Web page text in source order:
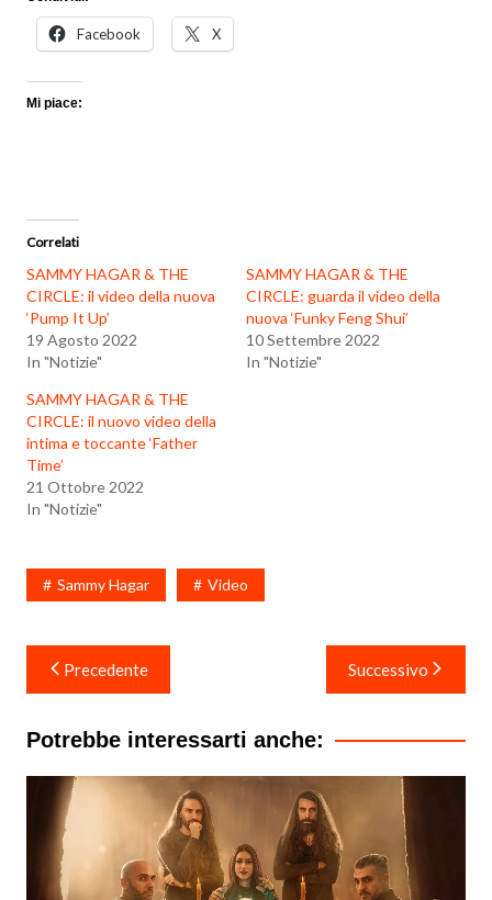
Facebook X
Mi piace:
Correlati
SAMMY HAGAR & THE
CIRCLE: il video della nuova
‘Pump It Up’
19 Agosto 2022
In "Notizie"
SAMMY HAGAR & THE
CIRCLE: guarda il video della
nuova ‘Funky Feng Shui’
10 Settembre 2022
In "Notizie"
SAMMY HAGAR & THE
CIRCLE: il nuovo video della
intima e toccante ‘Father
Time’
21 Ottobre 2022
In "Notizie"
Sammy Hagar Video
Navigazione
articoli
Precedente Successivo
Potrebbe interessarti anche: